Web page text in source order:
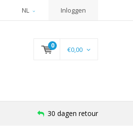
NL Inloggen
0 €0,00
30 dagen retour